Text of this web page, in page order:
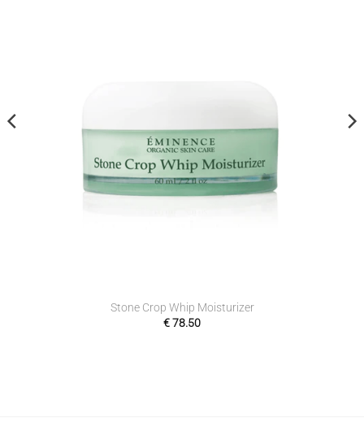
Stone Crop Whip Moisturizer
€78.50